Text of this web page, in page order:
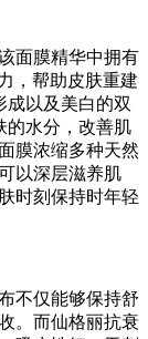
面膜精华中拥有
，帮助皮肤重建
成以及美白的双
的水分，改善肌
膜浓缩多种天然
以深层滋养肌
时刻保持时年轻
不仅能够保持舒
。而仙格丽抗衰